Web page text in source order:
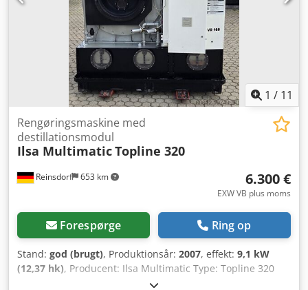
1 / 11
Reinsdorf 653 km
Rengøringsmaskine med
destillationsmodul
Ilsa MultimaticTopline 320
6.300 €
EXW VB plus moms
Forespørge Ring op
Stand: god (brugt), Produktionsår: 2007, effekt: 9,1 kW
(12,37 hk), Producent: Ilsa Multimatic Type: Topline 320
Betegnelse: Rengøringsmaskine Destillationsmodul: VD160